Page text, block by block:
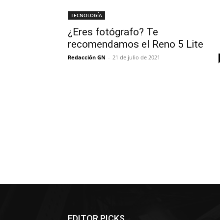
TECNOLOGÍA
¿Eres fotógrafo? Te
recomendamos el Reno 5 Lite
Redacción GN - 21 de julio de 2021